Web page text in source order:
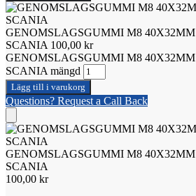
GENOMSLAGSGUMMI M8 40X32MM
SCANIA 100,00 kr
GENOMSLAGSGUMMI M8 40X32MM
SCANIA mängd
Lägg till i varukorg
Questions? Request a Call Back
GENOMSLAGSGUMMI M8 40X32MM
SCANIA
100,00 kr